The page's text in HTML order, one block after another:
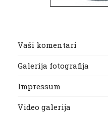
Vaši komentari
Galerija fotografija
Impressum
Video galerija